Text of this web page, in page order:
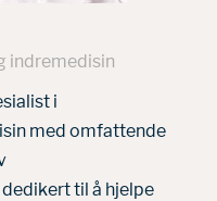
indremedisin
i
med omfattende
til å hjelpe